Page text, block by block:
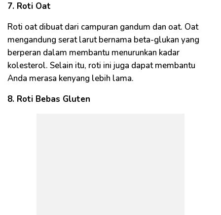
7. Roti Oat
Roti oat dibuat dari campuran gandum dan oat. Oat
mengandung serat larut bernama beta-glukan yang
berperan dalam membantu menurunkan kadar
kolesterol. Selain itu, roti ini juga dapat membantu
Anda merasa kenyang lebih lama.
8. Roti Bebas Gluten